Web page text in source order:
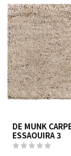
DE MUNK
ESSAOUIRA 3